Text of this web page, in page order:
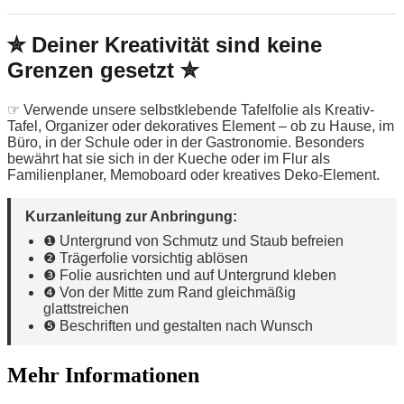
✮ Deiner Kreativität sind keine
Grenzen gesetzt ✮
☞ Verwende unsere selbstklebende Tafelfolie als Kreativ-
Tafel, Organizer oder dekoratives Element – ob zu Hause, im
Büro, in der Schule oder in der Gastronomie. Besonders
bewährt hat sie sich in der Kueche oder im Flur als
Familienplaner, Memoboard oder kreatives Deko-Element.
Kurzanleitung zur Anbringung:
❶ Untergrund von Schmutz und Staub befreien
❷ Trägerfolie vorsichtig ablösen
❸ Folie ausrichten und auf Untergrund kleben
❹ Von der Mitte zum Rand gleichmäßig
glattstreichen
❺ Beschriften und gestalten nach Wunsch
Mehr Informationen